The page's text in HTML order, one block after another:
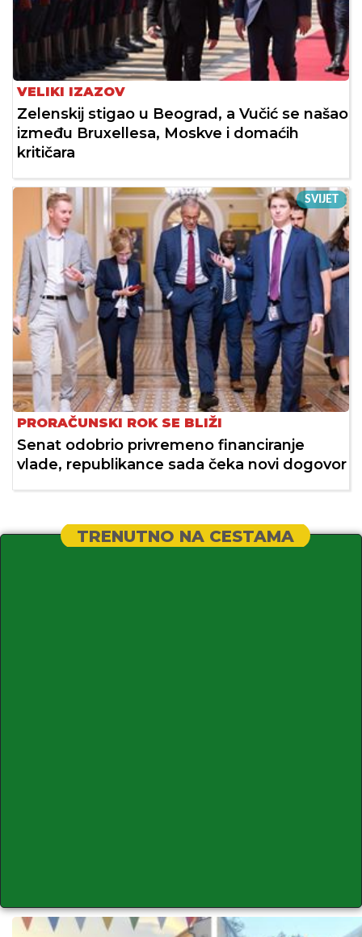
VELIKI IZAZOV
Zelenskij stigao u Beograd, a Vučić se našao
između Bruxellesa, Moskve i domaćih
kritičara
SVIJET
PRORAČUNSKI ROK SE BLIŽI
Senat odobrio privremeno financiranje
vlade, republikance sada čeka novi dogovor
TRENUTNO NA CESTAMA